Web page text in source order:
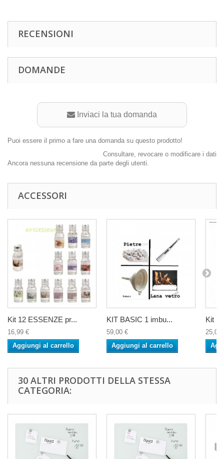
RECENSIONI
DOMANDE
Inviaci la tua domanda
Puoi essere il primo a fare una domanda su questo prodotto!
Consultare, revocare o modificare i dati
Ancora nessuna recensione da parte degli utenti.
ACCESSORI
Kit 12 ESSENZE pr...
16,99 €
Aggiungi al carrello
KIT BASIC 1 imbu...
59,00 €
Aggiungi al carrello
Kit
25,00
30 ALTRI PRODOTTI DELLA STESSA
CATEGORIA: